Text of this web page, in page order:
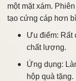
một mặt xám.
tạo cứng cáp hơn
Ưu điểm: Rất
chất lượng.
Ứng dụng:
hộp quà tặng.